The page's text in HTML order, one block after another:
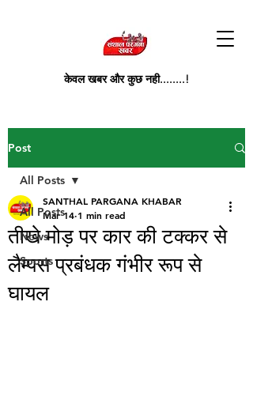
केवल खबर और कुछ नही........!
Post
All Posts
News
Sports
All Posts
तीखे मोड़ पर कार की टक्कर से
लैम्पस प्रबंधक गंभीर रूप से
घायल
SANTHAL PARGANA KHABAR
Mar 14 1 min read